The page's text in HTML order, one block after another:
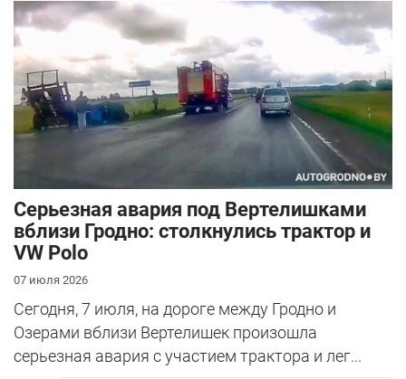
Серьезная авария под Вертелишками
вблизи Гродно: столкнулись трактор и
VW Polo
07 июля 2026
Сегодня, 7 июля, на дороге между Гродно и
Озерами вблизи Вертелишек произошла
серьезная авария с участием трактора и лег...